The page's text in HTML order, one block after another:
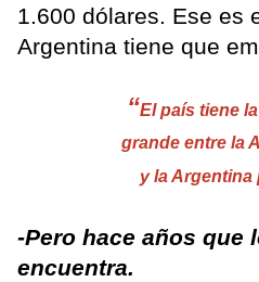
1.600 dólares. Ese es
Argentina tiene que
“El país tiene
grande entre la
y la Argentina
-Pero hace años que
encuentra.